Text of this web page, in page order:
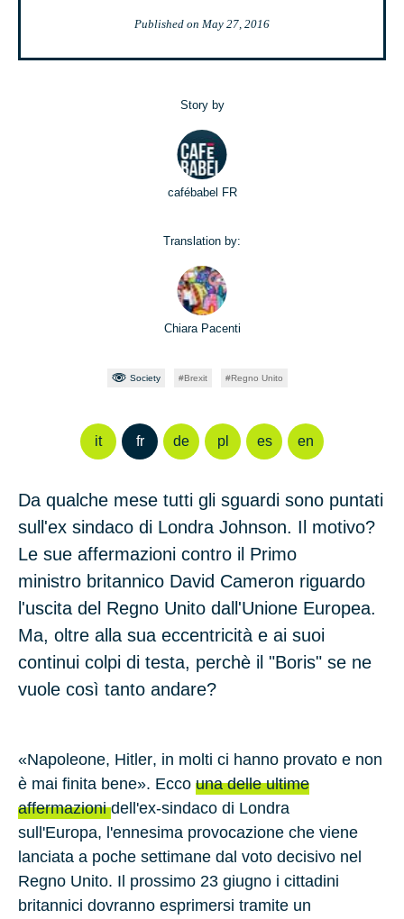
Published on May 27, 2016
Story by
cafébabel FR
Translation by:
Chiara Pacenti
Society Brexit Regno Unito
it fr de pl es en
Da qualche mese tutti gli sguardi sono puntati
sull'ex sindaco di Londra Johnson. Il motivo?
Le sue affermazioni contro il Primo
ministro britannico David Cameron riguardo
l'uscita del Regno Unito dall'Unione Europea.
Ma, oltre alla sua eccentricità e ai suoi
continui colpi di testa, perchè il "Boris" se ne
vuole così tanto andare?
«Napoleone, Hitler, in molti ci hanno provato e non
è mai finita bene». Ecco una delle ultime
affermazionidell'ex-sindaco di Londra
sull'Europa, l'ennesima provocazione che viene
lanciata a poche settimane dal voto decisivo nel
Regno Unito. Il prossimo 23 giugno i cittadini
britannici dovranno esprimersi tramite un